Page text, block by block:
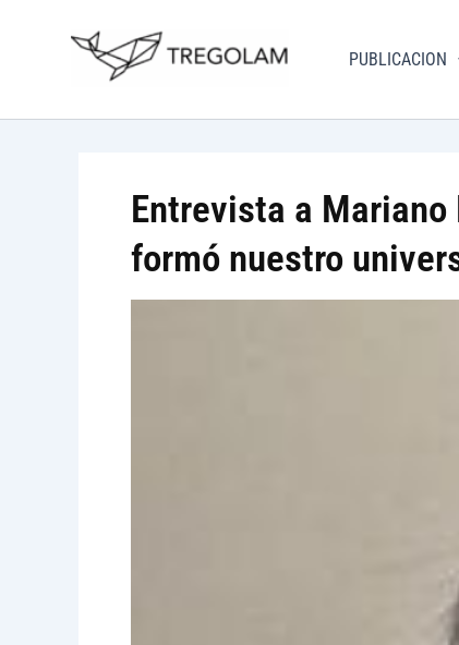
Visitar
PUBLICACION
Entrevista a Mariano
formó nuestro